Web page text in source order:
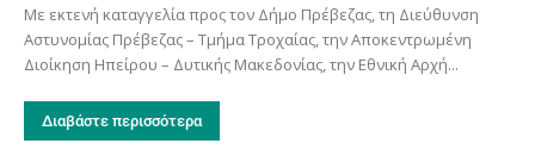
Με εκτενή καταγγελία προς τον Δήμο Πρέβεζας, τη Διεύθυνση
Αστυνομίας Πρέβεζας – Τμήμα Τροχαίας, την Αποκεντρωμένη
Διοίκηση Ηπείρου – Δυτικής Μακεδονίας, την Εθνική Αρχή...
Διαβάστε περισσότερα